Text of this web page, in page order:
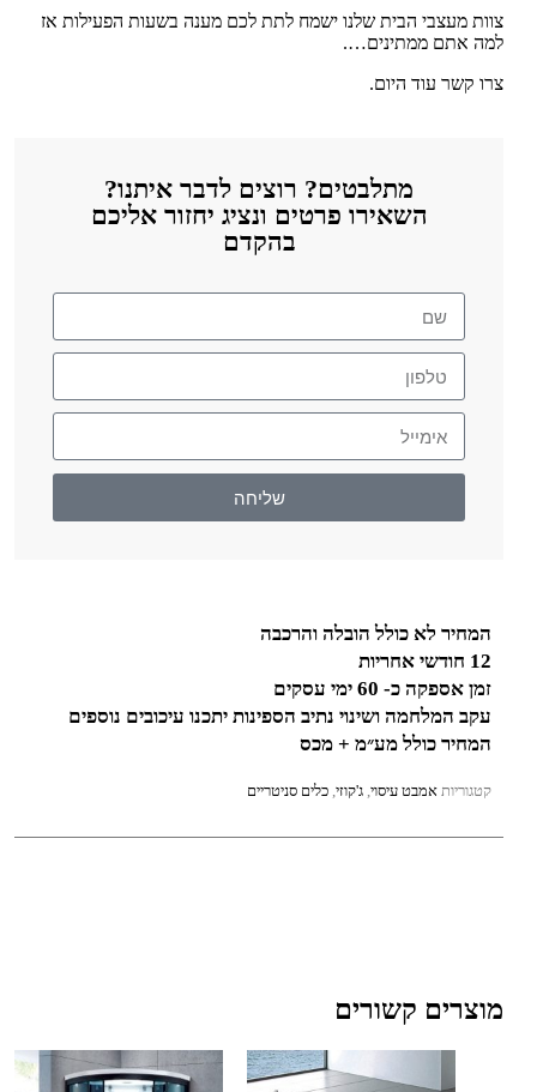
צוות מעצבי הבית שלנו ישמח לתת לכם מענה בשעות הפעילות אז
למה אתם ממתינים….
צרו קשר עוד היום.
מתלבטים? רוצים לדבר איתנו?
השאירו פרטים ונציג יחזור אליכם
בהקדם
שליחה
מוצרים קשורים
המחיר לא כולל הובלה והרכבה
12 חודשי אחריות
זמן אספקה כ- 60 ימי עסקים
עקב המלחמה ושינוי נתיב הספינות יתכנו עיכובים נוספים
המחיר כולל מע״מ + מכס
קטגוריות אמבט עיסוי,ג'קוזי,כלים סניטריים